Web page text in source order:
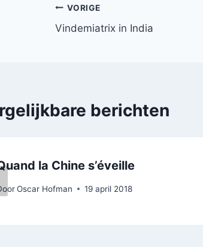
Bericht
navigatie
VORIGE
Vindemiatrix in India
berichten
la Chine s’éveille
Oscar Hofman 19 april 2018